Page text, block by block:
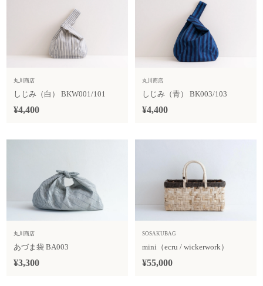
丸川商店
しじみ（白） BKW001/101
¥4,400
丸川商店
しじみ（青） BK003/103
¥4,400
丸川商店
あづま袋 BA003
¥3,300
SOSAKUBAG
mini（ecru / wickerwork）
¥55,000